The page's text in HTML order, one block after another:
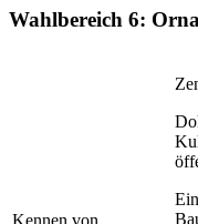
Wahlbereich 6:
Kennen von